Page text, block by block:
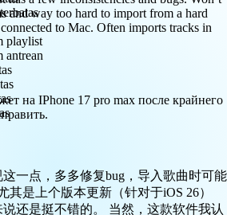
на IPhone 17 pro max после крайнего
一点，多多修复bug，导入歌曲时可能
其是上个版本更新（针对于iOS 26）
还是挺不错的。 当然，这款软件我认
全会使用的，但在使用过程中，频繁
playlist
antrean